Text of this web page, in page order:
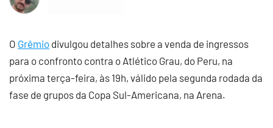
O Grêmio divulgou detalhes sobre a venda de ingressos
para o confronto contra o Atlético Grau, do Peru, na
próxima terça-feira, às 19h, válido pela segunda rodada da
fase de grupos da Copa Sul-Americana, na Arena.